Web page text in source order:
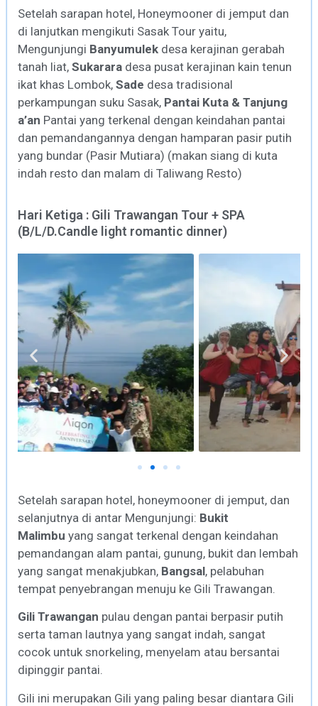
Setelah sarapan hotel, Honeymooner di jemput dan
di lanjutkan mengikuti Sasak Tour yaitu,
Mengunjungi Banyumulek desa kerajinan gerabah
tanah liat, Sukarara desa pusat kerajinan kain tenun
ikat khas Lombok, Sade desa tradisional
perkampungan suku Sasak, Pantai Kuta & Tanjung
a’an Pantai yang terkenal dengan keindahan pantai
dan pemandangannya dengan hamparan pasir putih
yang bundar (Pasir Mutiara) (makan siang di kuta
indah resto dan malam di Taliwang Resto)
Hari Ketiga : Gili Trawangan Tour + SPA
(B/L/D.Candle light romantic dinner)
Setelah sarapan hotel, honeymooner di jemput, dan
selanjutnya di antar Mengunjungi: Bukit
Malimbu yang sangat terkenal dengan keindahan
pemandangan alam pantai, gunung, bukit dan lembah
yang sangat menakjubkan, Bangsal, pelabuhan
tempat penyebrangan menuju ke Gili Trawangan.
Gili Trawangan pulau dengan pantai berpasir putih
serta taman lautnya yang sangat indah, sangat
cocok untuk snorkeling, menyelam atau bersantai
dipinggir pantai.
Gili ini merupakan Gili yang paling besar diantara Gili